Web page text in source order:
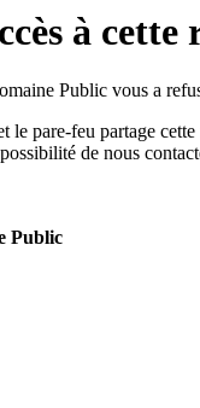
à cette
Public vous a
le pare-feu partage
de nous
Public